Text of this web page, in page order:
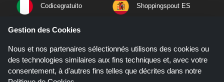
Codicegratuito Shoppingspout ES
Shoppingspout NL
Shoppingspout PT Shoppingspout NO
Gestion des Cookies
Nous et nos partenaires sélectionnés utilisons des cookies ou
des technologies similaires aux fins techniques et, avec votre
consentement, à d'autres fins telles que décrites dans notre